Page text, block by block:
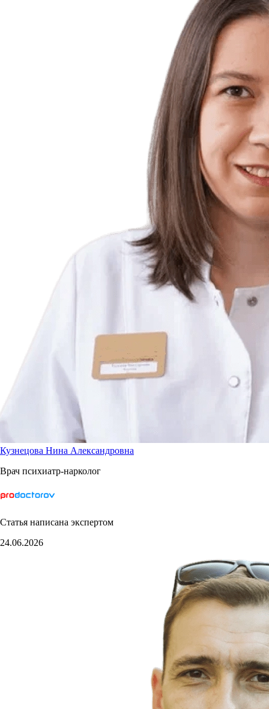
Кузнецова Нина Александровна
Врач психиатр-нарколог
Статья написана экспертом
24.06.2026